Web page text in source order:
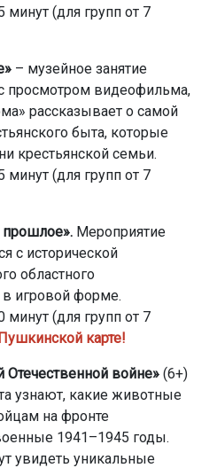
минут (для групп от 7
– музейное занятие
просмотром видеофильма,
рассказывает о самой
быта, которые
крестьянской семьи.
минут (для групп от 7
прошлое». Мероприятие
с исторической
областного
в игровой форме.
минут (для групп от 7
карте!
войне» (6+)
узнают, какие животные
на фронте
1941–1945 годы.
увидеть уникальные